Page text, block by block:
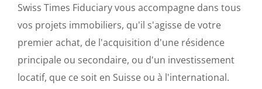
Swiss Times Fiduciary vous accompagne dans tous
vos projets immobiliers, qu'il s'agisse de votre
premier achat, de l'acquisition d'une résidence
principale ou secondaire, ou d'un investissement
locatif, que ce soit en Suisse ou à l'international.